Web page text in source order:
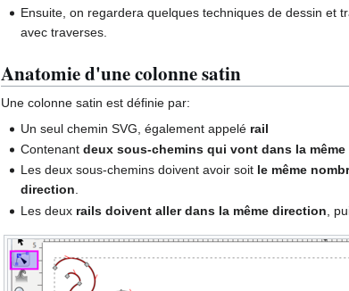
Ensuite, on regardera quelques techniques de dessin et
avec traverses.
Anatomie d'une colonne satin
Une colonne satin est définie par:
Un seul chemin SVG, également appelé rail
Contenantdeux sous-chemins qui vont dans la
Les deux sous-chemins doivent avoir soit le même
direction.
Les deux rails doivent aller dans la même direction ,